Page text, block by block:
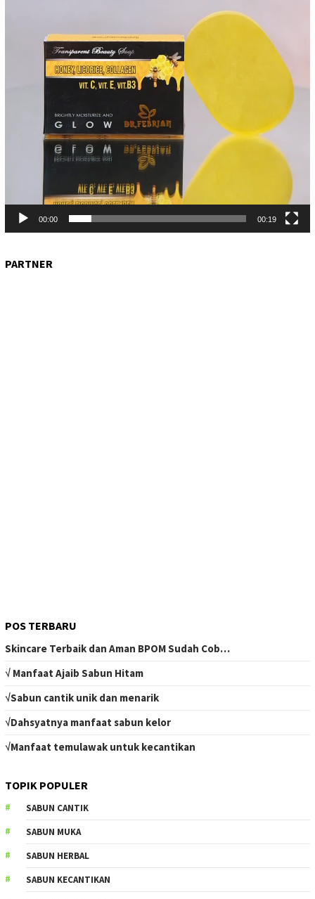
00:00 00:19
PARTNER
POS TERBARU
Skincare Terbaik dan Aman BPOM Sudah Cob…
√ Manfaat Ajaib Sabun Hitam
√Sabun cantik unik dan menarik
√Dahsyatnya manfaat sabun kelor
√Manfaat temulawak untuk kecantikan
TOPIK POPULER
SABUN CANTIK
SABUN MUKA
SABUN HERBAL
SABUN KECANTIKAN